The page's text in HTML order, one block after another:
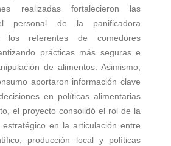
realizadas fortalecieron las
personal de la panificadora
referentes de comedores
prácticas más seguras e
de alimentos. Asimismo,
aportaron información clave
en políticas alimentarias
el proyecto consolidó el rol de la
en la articulación entre
producción local y políticas